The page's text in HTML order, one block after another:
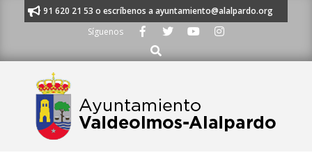
al 91 620 21 53 o escríbenos a ayuntamiento@alalpardo.org
Síguenos
Buscar